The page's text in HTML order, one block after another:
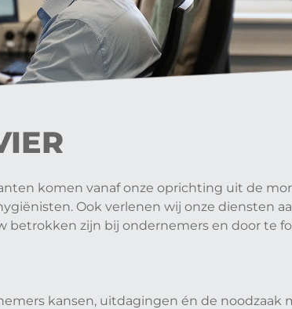
komen vanaf onze oprichting uit de
Ook verlenen wij onze diensten
betrokken zijn bij ondernemers en door te
kansen, uitdagingen én de noodzaak